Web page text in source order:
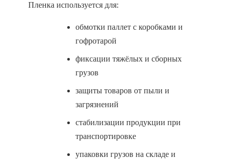
Пленка используется для:
обмотки паллет с коробками и
гофротарой
фиксации тяжёлых и сборных
грузов
защиты товаров от пыли и
загрязнений
стабилизации продукции при
транспортировке
упаковки грузов на складе и